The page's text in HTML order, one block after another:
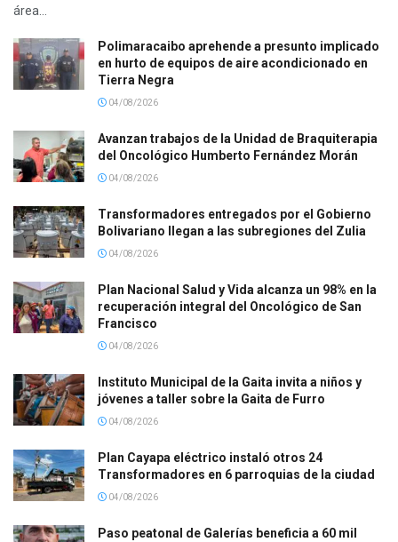
área...
Polimaracaibo aprehende a presunto implicado
en hurto de equipos de aire acondicionado en
Tierra Negra
04/08/2026
Avanzan trabajos de la Unidad de Braquiterapia
del Oncológico Humberto Fernández Morán
04/08/2026
Transformadores entregados por el Gobierno
Bolivariano llegan a las subregiones del Zulia
04/08/2026
Plan Nacional Salud y Vida alcanza un 98% en la
recuperación integral del Oncológico de San
Francisco
04/08/2026
Instituto Municipal de la Gaita invita a niños y
jóvenes a taller sobre la Gaita de Furro
04/08/2026
Plan Cayapa eléctrico instaló otros 24
Transformadores en 6 parroquias de la ciudad
04/08/2026
Paso peatonal de Galerías beneficia a 60 mil